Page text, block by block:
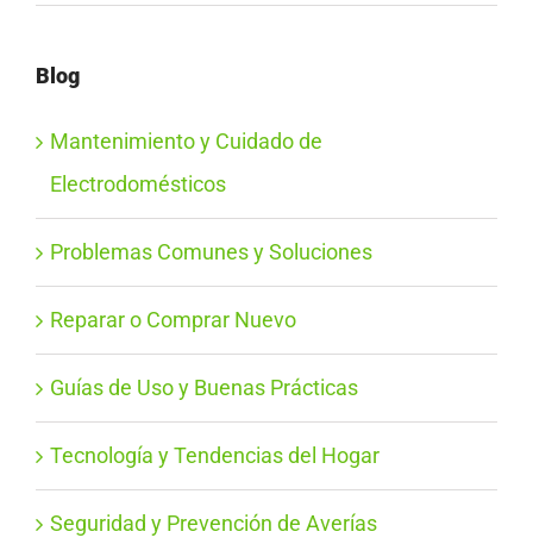
Blog
Mantenimiento y Cuidado de
Electrodomésticos
Problemas Comunes y Soluciones
Reparar o Comprar Nuevo
Guías de Uso y Buenas Prácticas
Tecnología y Tendencias del Hogar
Seguridad y Prevención de Averías